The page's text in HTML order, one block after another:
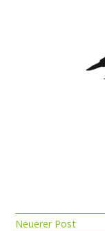
Neuerer Post